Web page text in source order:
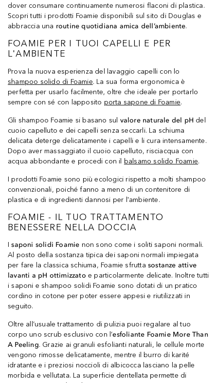
dover consumare continuamente numerosi flaconi di plastica.
Scopri tutti i prodotti Foamie disponibili sul sito di Douglas e
abbraccia una routine quotidiana amica dell’ambiente.
FOAMIE PER I TUOI CAPELLI E PER
L'AMBIENTE
Prova la nuova esperienza del lavaggio capelli con lo
shampoo solido di Foamie. La sua forma ergonomica è
perfetta per usarlo facilmente, oltre che ideale per portarlo
sempre con sé con lapposito porta sapone di Foamie.
Gli shampoo Foamie si basano sul valore naturale del pH del
cuoio capelluto e dei capelli senza seccarli. La schiuma
delicata deterge delicatamente i capelli e li cura intensamente.
Dopo aver massaggiato il cuoio capelluto, risciacqua con
acqua abbondante e procedi con il balsamo solido Foamie.
I prodotti Foamie sono più ecologici rispetto a molti shampoo
convenzionali, poiché fanno a meno di un contenitore di
plastica e di ingredienti dannosi per l'ambiente.
FOAMIE - IL TUO TRATTAMENTO
BENESSERE NELLA DOCCIA
Isaponi solidi Foamie non sono come i soliti saponi normali.
Al posto della sostanza tipica dei saponi normali impiegata
per fare la classica schiuma, Foamie sfrutta sostanze attive
lavanti a pH ottimizzato e particolarmente delicate. Inoltre tutti
i saponi e shampoo solidi Foamie sono dotati di un pratico
cordino in cotone per poter essere appesi e riutilizzati in
seguito.
Oltre all’usuale trattamento di pulizia puoi regalare al tuo
corpo uno scrub esclusivo con l’esfoliante Foamie More Than
A Peeling. Grazie ai granuli esfolianti naturali, le cellule morte
vengono rimosse delicatamente, mentre il burro di karité
idratante e i preziosi noccioli di albicocca lasciano la pelle
morbida e vellutata. La superficie dentellata permette di